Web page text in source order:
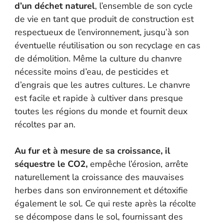
d’un déchet naturel, l’ensemble de son cycle
de vie en tant que produit de construction est
respectueux de l’environnement, jusqu’à son
éventuelle réutilisation ou son recyclage en cas
de démolition. Même la culture du chanvre
nécessite moins d’eau, de pesticides et
d’engrais que les autres cultures. Le chanvre
est facile et rapide à cultiver dans presque
toutes les régions du monde et fournit deux
récoltes par an.
Au fur et à mesure de sa croissance, il
séquestre le CO2, empêche l’érosion, arrête
naturellement la croissance des mauvaises
herbes dans son environnement et détoxifie
également le sol. Ce qui reste après la récolte
se décompose dans le sol, fournissant des